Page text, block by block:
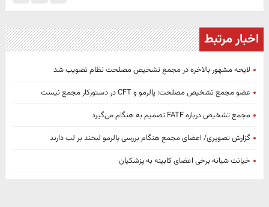
اخبار مرتبط
لایحه مشهور بالاخره در مجمع تشخیص مصلحت نظام تصویب شد
عضو مجمع تشخیص مصلحت: پالرمو و CFT در دستورکار مجمع نیست
مجمع تشخیص درباره FATF تصمیم به هنگام می‌گیرد
گزارش تصویری/ اعضای مجمع هنگام بررسی پالرمو لبخند بر لب دارند
خیانت شبانه برخی اعضای کابینه به پزشکیان